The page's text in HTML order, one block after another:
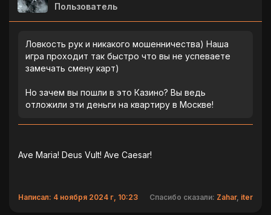
Пользователь
Ловкость рук и никакого мошенничества) Наша
игра проходит так быстро что вы не успеваете
замечать смену карт)
Но зачем вы пошли в это Казино? Вы ведь
отложили эти деньги на квартиру в Москве!
Ave Maria! Deus Vult! Ave Caesar!
Написал: 4 ноября 2024 г, 10:23 Спасибо сказали: Zahar, iter